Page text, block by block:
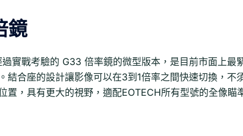
鏡
實戰考驗的 G33 倍率鏡的微型版本，是目前市面上最
結合座的設計讓影像可以在3到1倍率之間快速切換，不
置，具有更大的視野，適配EOTECH所有型號的全像瞄